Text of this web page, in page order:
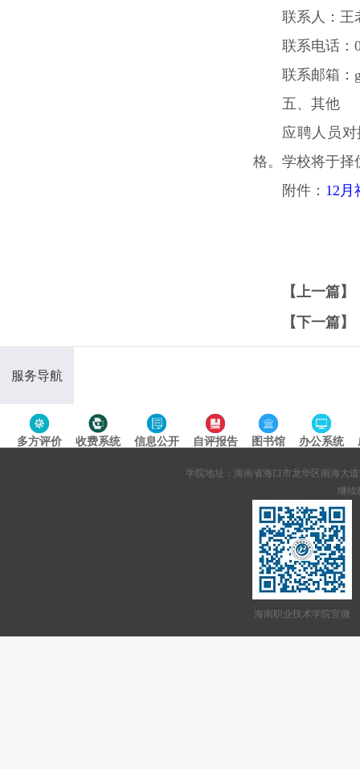
联系人：
联系电话：
联系邮箱：
五、其
应聘人员
格。学校将于择
附件： 12月
【上一篇】
【下一篇】
服务导航
多方评价 收费系统 信息公开 自评报告 图书馆 办公系统
学院地址：海南省海口市龙华区南海大道
继续
海南职业技术学院官微